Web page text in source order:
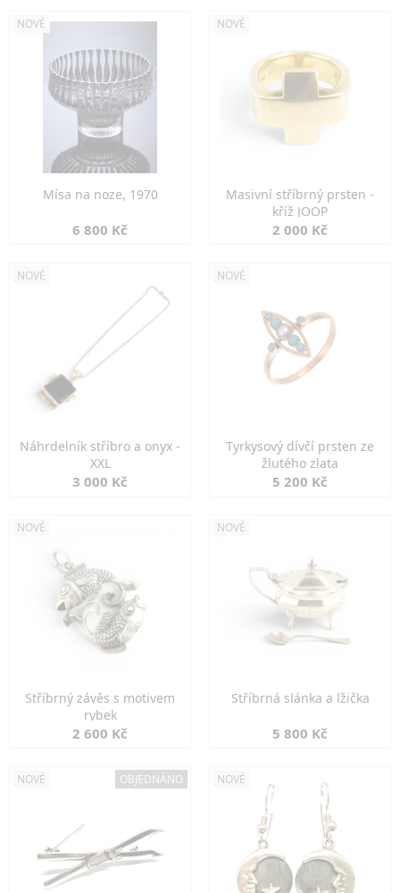
NOVÉ
Mísa na noze, 1970
6 800 Kč
NOVÉ
Masivní stříbrný prsten -
kříž JOOP
2 000 Kč
NOVÉ
Náhrdelník stříbro a onyx -
XXL
3 000 Kč
NOVÉ
Tyrkysový dívčí prsten ze
žlutého zlata
5 200 Kč
NOVÉ
Stříbrný závěs s motivem
rybek
2 600 Kč
NOVÉ
Stříbrná slánka a lžička
5 800 Kč
NOVÉ OBJEDNÁNO NOVÉ